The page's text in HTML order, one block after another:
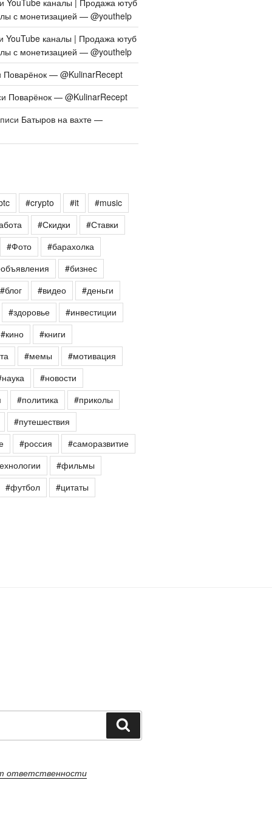
с монетизацией — @youthelp
YouTube каналы | Продажа ютуб
с монетизацией — @youthelp
Поварёнок — @KulinarRecept
Поварёнок — @KulinarRecept
Батыров на вахте —
#crypto #it
#music
#Скидки
#Ставки
#Фото
#барахолка
#бизнес
#блог #видео
#деньги
#здоровье
#инвестиции
#кино
#книги
#мемы
#мотивация
#новости
#политика
#приколы
#путешествия
#россия
#саморазвитие
#фильмы
#футбол
#цитаты
ответственности